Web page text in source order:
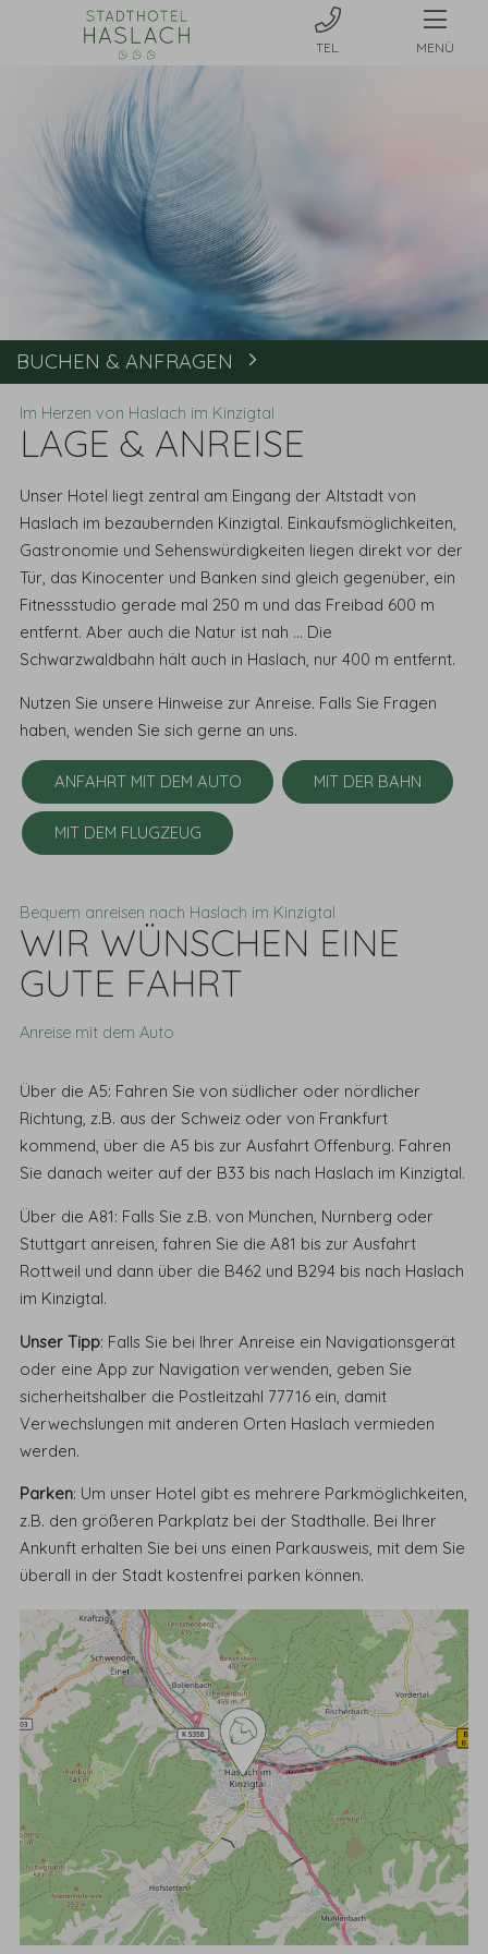
MENÜ
BUCHEN & ANFRAGEN Buchen
Im Herzen von Haslach im Kinzigtal
LAGE & ANREISE
Unser Hotel liegt zentral am Eingang der Altstadt von
Haslach im bezaubernden Kinzigtal. Einkaufsmöglichkeiten,
Gastronomie und Sehenswürdigkeiten liegen direkt vor der
Tür, das Kinocenter und Banken sind gleich gegenüber, ein
Fitnessstudio gerade mal 250 m und das Freibad 600 m
entfernt. Aber auch die Natur ist nah … Die
Schwarzwaldbahn hält auch in Haslach, nur 400 m entfernt.
Nutzen Sie unsere Hinweise zur Anreise. Falls Sie Fragen
haben, wenden Sie sich gerne an uns.
ANFAHRT MIT DEM AUTO MIT DER BAHN
MIT DEM FLUGZEUG
Bequem anreisen nach Haslach im Kinzigtal
WIR WÜNSCHEN EINE
GUTE FAHRT
Anreise mit dem Auto
Über die A5: Fahren Sie von südlicher oder nördlicher
Richtung, z.B. aus der Schweiz oder von Frankfurt
kommend, über die A5 bis zur Ausfahrt Offenburg. Fahren
Sie danach weiter auf der B33 bis nach Haslach im Kinzigtal.
Über die A81: Falls Sie z.B. von München, Nürnberg oder
Stuttgart anreisen, fahren Sie die A81 bis zur Ausfahrt
Rottweil und dann über die B462 und B294 bis nach Haslach
im Kinzigtal.
Unser Tipp: Falls Sie bei Ihrer Anreise ein Navigationsgerät
oder eine App zur Navigation verwenden, geben Sie
sicherheitshalber die Postleitzahl 77716 ein, damit
Verwechslungen mit anderen Orten Haslach vermieden
werden.
Parken: Um unser Hotel gibt es mehrere Parkmöglichkeiten,
z.B. den größeren Parkplatz bei der Stadthalle. Bei Ihrer
Ankunft erhalten Sie bei uns einen Parkausweis, mit dem Sie
überall in der Stadt kostenfrei parken können.